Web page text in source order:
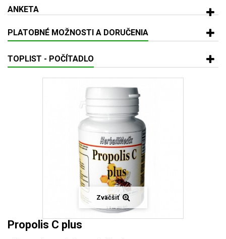
ANKETA
PLATOBNÉ MOŽNOSTI A DORUČENIA
TOPLIST - POČÍTADLO
Zväčšiť
Propolis C plus